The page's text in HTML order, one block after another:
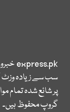
express.pk
سب سے زیادہ
پر شائع شدہ تمام
گروپ محفوظ ہیں۔